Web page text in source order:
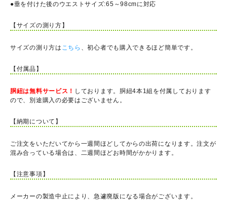
●垂を付けた後のウエストサイズ:65～98cmに対応
【サイズの測り方】
サイズの測り方は こちら 、初心者でも購入できるほど簡単です。
【付属品】
胴紐は無料サービス！ しております。胴紐4本1組を付属しております
ので、別途購入の必要はございません。
【納期について】
ご注文をいただいてから一週間ほどしてからの出荷になります。注文が
混み合っている場合は、二週間ほどお時間がかかります。
【注意事項】
メーカーの製造中止により、急遽廃版になる場合がございます。